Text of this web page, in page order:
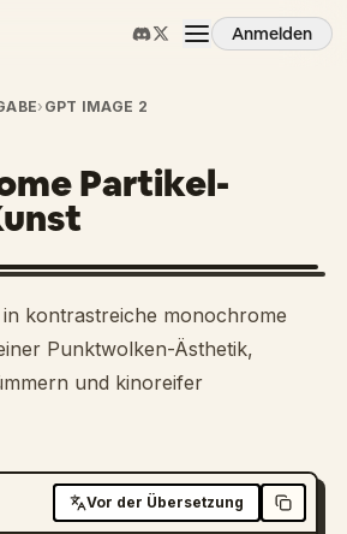
Anmelden
› GPT IMAGE 2
Partikel-
kontrastreiche monochrome
Punktwolken-Ästhetik,
und kinoreifer
Vor der Übersetzung